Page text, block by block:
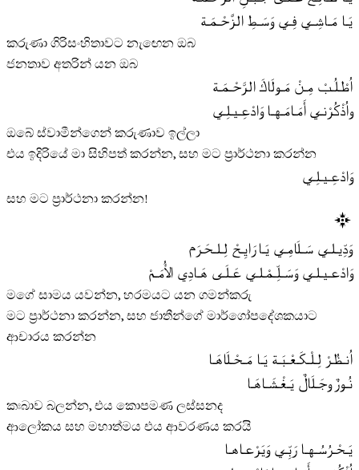
يَـا مَـاشِـي فِـي وَسَـطِ الـزَّحْـمَـة
කරුණා ගිරිසංහිතාවට නැඟෙන ඔබ
ජනතාව අතරින් යන ඔබ
اُطْـلُـبْ مِـنْ مَـولَاكَ الـرَّحْـمَـة
واُذْكُـرْنـي أَمَـامَـهـا وَادْعِـيـلِـي
ඔබේ ස්වාමීන්ගෙන් කරුණාව ඉල්ලා
එය ඉදිරියේ මා සිහිපත් කරන්න, සහ මට ප‍්‍රාර්ථනා කරන්න
وَادْعِـيـلِـي
සහ මට ප‍්‍රාර්ථනා කරන්න!
وَدِّيـلـي سَـلَامِـي يَـا رَايِـحْ لِـلـحَـرَم
وَادْعـيـلـي وَسَـلِّـمْـلـي عَـلَـى هَـادِي الأُمَـمْ
මගේ සාමය යවන්න, හරමයට යන ගමන්කරු
මට ප‍්‍රාර්ථනා කරන්න, සහ ජාතීන්ගේ මාර්ගෝපදේශකයාට
ආචාරය කරන්න
اُنـظُـرْ لِـلْـكَـعْـبَـة يَـا مَـحْـلَاهَـا
نُـورٌ وجَـلَالٌ يَـغْـشَـاهَـا
කඃබාව බලන්න, එය කොපමණ ලස්සනද
ආලෝකය සහ මහාත්මය එය ආවරණය කරයි
يَـحْـرُسُـهـا رَبِّـي وَيَـرْعـاهـا